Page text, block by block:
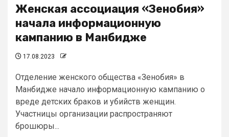
Женская ассоциация «Зенобия»
начала информационную
кампанию в Манбидже
17.08.2023
Отделение женского общества «Зенобия» в
Манбидже начало информационную кампанию о
вреде детских браков и убийств женщин.
Участницы организации распространяют
брошюры...